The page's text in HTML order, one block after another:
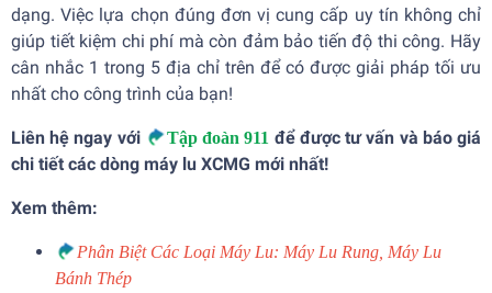
dạng. Việc lựa chọn đúng đơn vị cung cấp uy tín không chỉ
giúp tiết kiệm chi phí mà còn đảm bảo tiến độ thi công. Hãy
cân nhắc 1 trong 5 địa chỉ trên để có được giải pháp tối ưu
nhất cho công trình của bạn!
Liên hệ ngay với Tập đoàn 911 để được tư vấn và báo giá
chi tiết các dòng máy lu XCMG mới nhất!
Xem thêm:
Phân Biệt Các Loại Máy Lu: Máy Lu Rung, Máy Lu
Bánh Thép